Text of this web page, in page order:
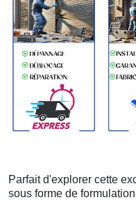
Parfait d'explorer cette
sous forme de